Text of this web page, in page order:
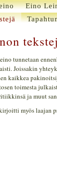
Eino
tunnetaan
Joissakin
kaikkea
toimesta
ja muut
myös laajan